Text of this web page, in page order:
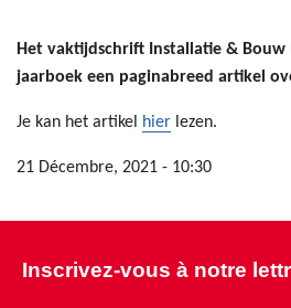
Het vaktijdschrift Installatie &
jaarboek een paginabreed artikel
Je kan het artikel hier lezen.
21 Décembre, 2021 - 10:30
Inscrivez-vous à notre